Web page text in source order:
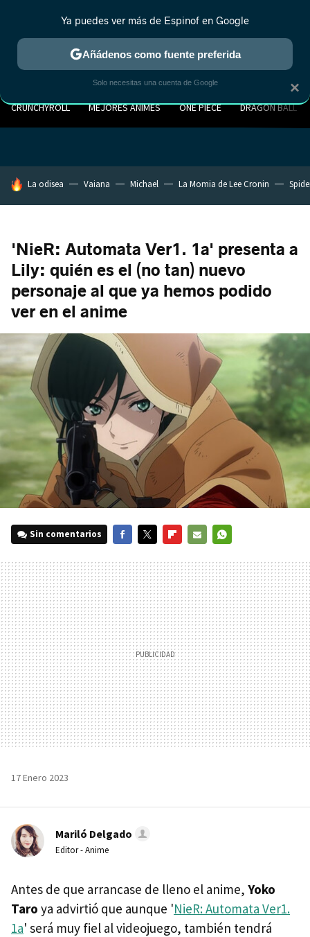
CRUNCHYROLL MEJORES ANIMES ONE PIECE DRAGON BALL
HOY SE HABLA DE
La odisea Vaiana Michael La Momia de Lee Cronin
'NieR: Automata Ver1. 1a' presenta a
Lily: quién es el (no tan) nuevo
personaje al que ya hemos podido
ver en el anime
Sin comentarios
MAIL
17 Enero 2023
Mariló Delgado
Editor - Anime
Antes de que arrancase de lleno el anime, Yoko
Taro ya advirtió que aunque 'NieR: Automata Ver1.
1a' será muy fiel al videojuego, también tendrá
×
Ya puedes ver más de Espinof en Google
Añádenos como fuente preferida
Solo necesitas una cuenta de Google